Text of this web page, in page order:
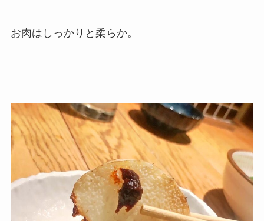
お肉はしっかりと柔らか。